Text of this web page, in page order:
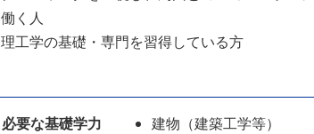
働く人
理工学の基礎・専門を習得している方
必要な基礎学力
建物（建築工学等）